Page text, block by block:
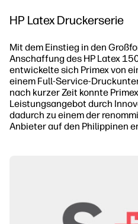
HP Latex Druckerserie
Mit dem Einstieg in den
Anschaffung des HP Latex
entwickelte sich Primex von
einem Full-Service-
nach kurzer Zeit konnte
Leistungsangebot durch
dadurch zu einem der
Anbieter auf den Philippinen